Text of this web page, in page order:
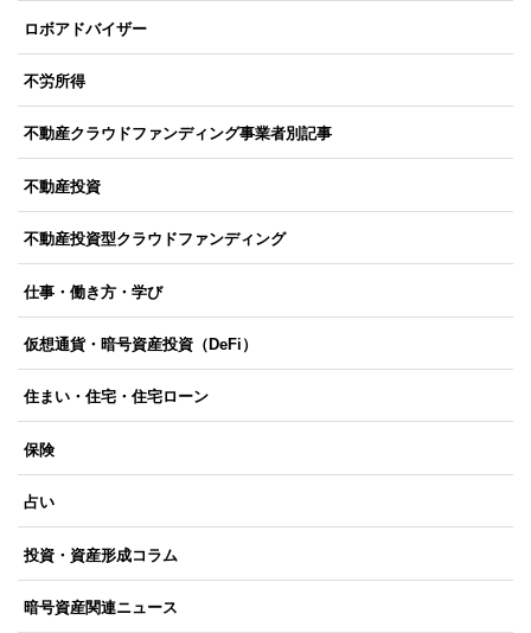
ロボアドバイザー
不労所得
不動産クラウドファンディング事業者別記事
不動産投資
不動産投資型クラウドファンディング
仕事・働き方・学び
仮想通貨・暗号資産投資（DeFi）
住まい・住宅・住宅ローン
保険
占い
投資・資産形成コラム
暗号資産関連ニュース